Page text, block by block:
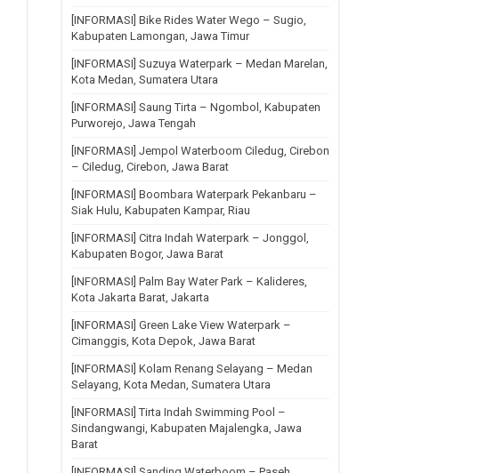
[INFORMASI] Bike Rides Water Wego – Sugio,
Kabupaten Lamongan, Jawa Timur
[INFORMASI] Suzuya Waterpark – Medan Marelan,
Kota Medan, Sumatera Utara
[INFORMASI] Saung Tirta – Ngombol, Kabupaten
Purworejo, Jawa Tengah
[INFORMASI] Jempol Waterboom Ciledug, Cirebon
– Ciledug, Cirebon, Jawa Barat
[INFORMASI] Boombara Waterpark Pekanbaru –
Siak Hulu, Kabupaten Kampar, Riau
[INFORMASI] Citra Indah Waterpark – Jonggol,
Kabupaten Bogor, Jawa Barat
[INFORMASI] Palm Bay Water Park – Kalideres,
Kota Jakarta Barat, Jakarta
[INFORMASI] Green Lake View Waterpark –
Cimanggis, Kota Depok, Jawa Barat
[INFORMASI] Kolam Renang Selayang – Medan
Selayang, Kota Medan, Sumatera Utara
[INFORMASI] Tirta Indah Swimming Pool –
Sindangwangi, Kabupaten Majalengka, Jawa
Barat